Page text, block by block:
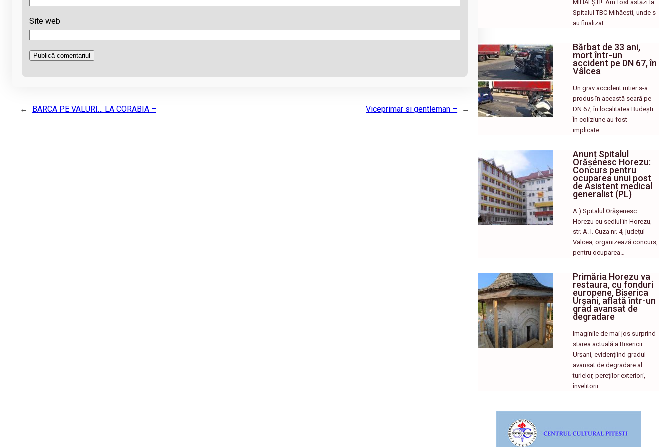
Site web
← BARCA PE VALURI… LA CORABIA – Viceprimar si gentleman – →
MIHĂEȘTI! ​ Am fost astăzi la
Spitalul TBC Mihăești, unde s-
au finalizat…
Bărbat de 33 ani,
mort într-un
accident pe DN 67, în
Vâlcea
Un grav accident rutier s-a
produs în această seară pe
DN 67, în localitatea Budești.
În coliziune au fost
implicate…
Anunț Spitalul
Orășenesc Horezu:
Concurs pentru
ocuparea unui post
de Asistent medical
generalist (PL)
A.) Spitalul Orășenesc
Horezu cu sediul în Horezu,
str. A. I. Cuza nr. 4, județul
Valcea, organizează concurs,
pentru ocuparea…
Primăria Horezu va
restaura, cu fonduri
europene, Biserica
Urșani, aflată într-un
grad avansat de
degradare
Imaginile de mai jos surprind
starea actuală a Bisericii
Urșani, evidențiind gradul
avansat de degradare al
turlelor, pereților exteriori,
învelitorii…